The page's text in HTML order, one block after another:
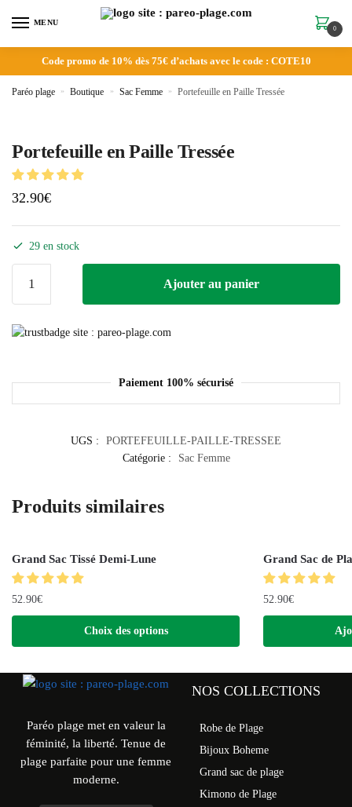
MENU
0
Code promo de 10% dès 75€ d’achats avec le code : COTE10
Paréo plage » Boutique » Sac Femme » Portefeuille en Paille Tressée
Portefeuille en Paille Tressée
32.90€
29 en stock
Ajouter au panier
Paiement 100% sécurisé
UGS :
PORTEFEUILLE-PAILLE-TRESSEE
Catégorie :
Sac Femme
Produits similaires
Grand Sac Tissé Demi-Lune
52.90€
Choix des options
Grand Sac de
52.90€
Paréo plage met en valeur la
féminité, la liberté. Tenue de
plage parfaite pour une femme
moderne.
NOS COLLECTIONS
Robe de Plage
Bijoux Boheme
Grand sac de plage
Kimono de Plage